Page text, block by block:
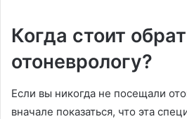
Когда стоит
отоневрологу?
Если вы никогда не посещали
вначале показаться, что эта